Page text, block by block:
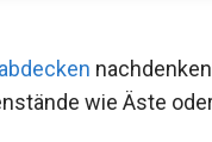
wie Äste